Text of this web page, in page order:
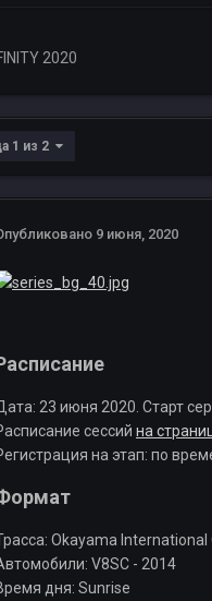
2020
1 из 2
9 июня, 2020
23 июня 2020. Старт
сессий на
на этап: по
Okayama International
V8SC - 2014
дня: Sunrise